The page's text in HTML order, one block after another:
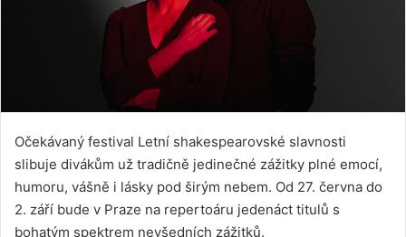
Očekávaný festival Letní shakespearovské slavnosti
slibuje divákům už tradičně jedinečné zážitky plné emocí,
humoru, vášně i lásky pod širým nebem. Od 27. června do
2. září bude v Praze na repertoáru jedenáct titulů s
bohatým spektrem nevšedních zážitků.